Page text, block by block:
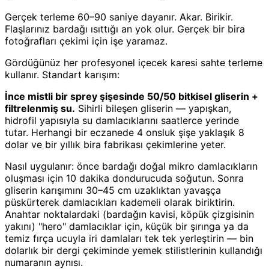
Gerçek terleme 60–90 saniye dayanır. Akar. Birikir.
Flaşlarınız bardağı ısıttığı an yok olur. Gerçek bir bira
fotoğrafları çekimi için işe yaramaz.
Gördüğünüz her profesyonel içecek karesi sahte terleme
kullanır. Standart karışım:
İnce mistli bir sprey şişesinde 50/50 bitkisel gliserin +
filtrelenmiş su. Sihirli bileşen gliserin — yapışkan,
hidrofil yapısıyla su damlacıklarını saatlerce yerinde
tutar. Herhangi bir eczanede 4 onsluk şişe yaklaşık 8
dolar ve bir yıllık bira fabrikası çekimlerine yeter.
Nasıl uygulanır: önce bardağı doğal mikro damlacıkların
oluşması için 10 dakika dondurucuda soğutun. Sonra
gliserin karışımını 30–45 cm uzaklıktan yavaşça
püskürterek damlacıkları kademeli olarak biriktirin.
Anahtar noktalardaki (bardağın kavisi, köpük çizgisinin
yakını) "hero" damlacıklar için, küçük bir şırınga ya da
temiz fırça ucuyla iri damlaları tek tek yerleştirin — bin
dolarlık bir dergi çekiminde yemek stilistlerinin kullandığı
numaranın aynısı.